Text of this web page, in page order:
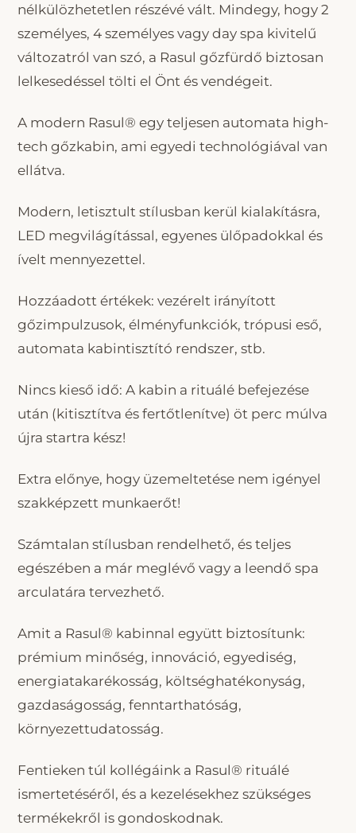
nélkülözhetetlen részévé vált. Mindegy, hogy 2
személyes, 4 személyes vagy day spa kivitelű
változatról van szó, a Rasul gőzfürdő biztosan
lelkesedéssel tölti el Önt és vendégeit.
A modern Rasul® egy teljesen automata high-
tech gőzkabin, ami egyedi technológiával van
ellátva.
Modern, letisztult stílusban kerül kialakításra,
LED megvilágítással, egyenes ülőpadokkal és
ívelt mennyezettel.
Hozzáadott értékek: vezérelt irányított
gőzimpulzusok, élményfunkciók, trópusi eső,
automata kabintisztító rendszer, stb.
Nincs kieső idő: A kabin a rituálé befejezése
után (kitisztítva és fertőtlenítve) öt perc múlva
újra startra kész!
Extra előnye, hogy üzemeltetése nem igényel
szakképzett munkaerőt!
Számtalan stílusban rendelhető, és teljes
egészében a már meglévő vagy a leendő spa
arculatára tervezhető.
Amit a Rasul® kabinnal együtt biztosítunk:
prémium minőség, innováció, egyediség,
energiatakarékosság, költséghatékonyság,
gazdaságosság, fenntarthatóság,
környezettudatosság.
Fentieken túl kollégáink a Rasul® rituálé
ismertetéséről, és a kezelésekhez szükséges
termékekről is gondoskodnak.